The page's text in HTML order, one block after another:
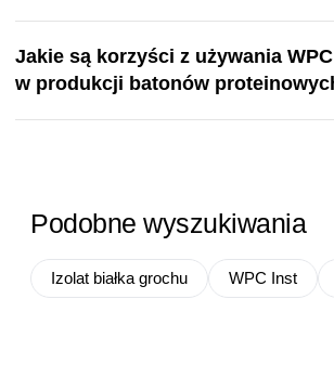
Jakie są korzyści z używania
w produkcji batonów
Podobne wyszukiwania
Izolat białka grochu WPC Inst